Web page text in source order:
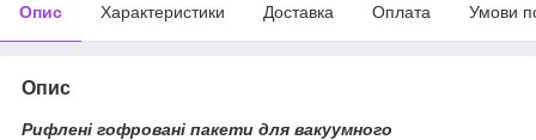
Опис Характеристики Доставка Оплата Умови
Опис
Рифлені гофровані пакети для вакуумного